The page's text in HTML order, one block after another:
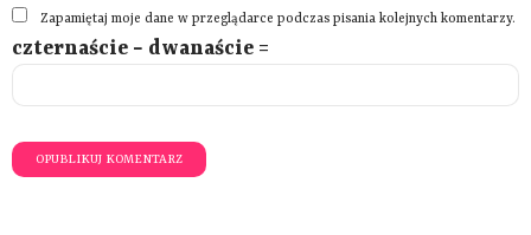
Zapamiętaj moje dane w przeglądarce podczas pisania kolejnych komentarzy.
czternaście − dwanaście =